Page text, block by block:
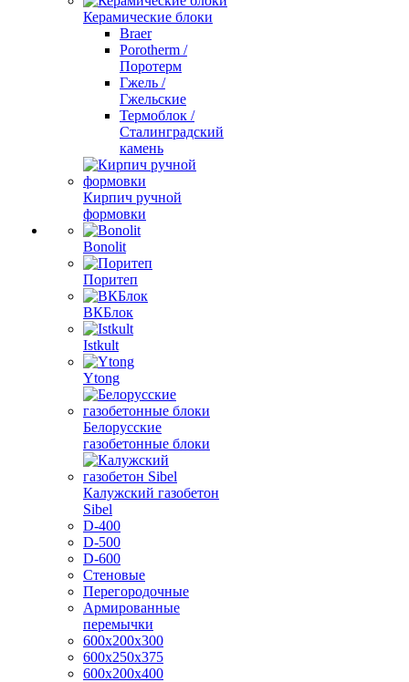
Керамические блоки
Braer
Porotherm /
Поротерм
Гжель /
Гжельские
Термоблок /
Сталинградский
камень
Кирпич ручной
формовки
Bonolit
Поритеп
ВКБлок
Istkult
Ytong
Белорусские
газобетонные блоки
Калужский газобетон
Sibel
D-400
D-500
D-600
Стеновые
Перегородочные
Армированные
перемычки
600х200х300
600х250х375
600х200х400